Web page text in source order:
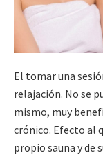
El tomar una
relajación. No se
mismo, muy
crónico. Efecto al
propio sauna y de